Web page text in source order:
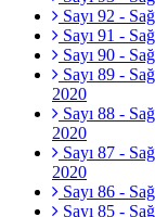
Sayı 92 -
Sayı 91 -
Sayı 90 -
Sayı 89 -
2020
Sayı 88 -
2020
Sayı 87 -
2020
Sayı 86 -
Sayı 85 -